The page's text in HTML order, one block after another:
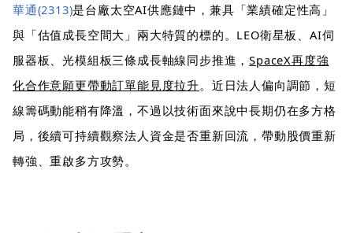
華通(2313)是台廠太空AI供應鏈中，兼具「業績確定性高」
與「估值成長空間大」兩大特質的標的。LEO衛星板、AI伺
服器板、光模組板三條成長軸線同步推進，SpaceX再度強
化合作意願更帶動訂單能見度拉升。近日法人偏向調節，短
線籌碼動能稍有降溫，不過以技術面來說中長期仍在多方格
局，後續可持續觀察法人資金是否重新回流，帶動股價重新
轉強、重啟多方攻勢。